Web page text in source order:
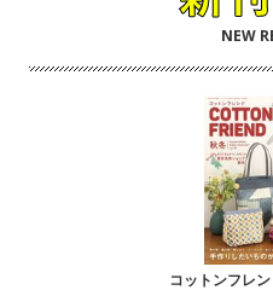
NEW
コットンフレ